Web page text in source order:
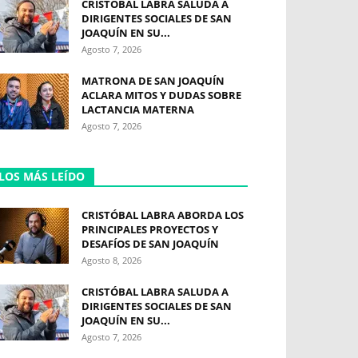
CRISTÓBAL LABRA SALUDA A
DIRIGENTES SOCIALES DE SAN
JOAQUÍN EN SU...
Agosto 7, 2026
MATRONA DE SAN JOAQUÍN
ACLARA MITOS Y DUDAS SOBRE
LACTANCIA MATERNA
Agosto 7, 2026
MÁS LEÍDO
CRISTÓBAL LABRA ABORDA LOS
PRINCIPALES PROYECTOS Y
DESAFÍOS DE SAN JOAQUÍN
Agosto 8, 2026
CRISTÓBAL LABRA SALUDA A
DIRIGENTES SOCIALES DE SAN
JOAQUÍN EN SU...
Agosto 7, 2026